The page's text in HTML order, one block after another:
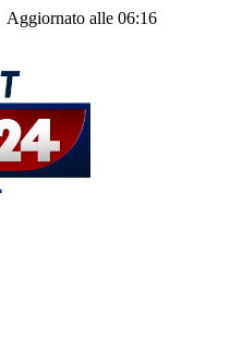
Aggiornato alle 06:16